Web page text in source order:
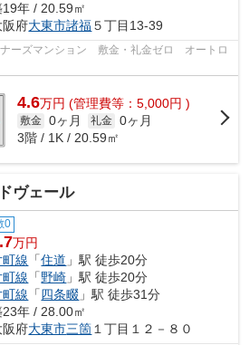
19年 / 20.59㎡
阪府大東市諸福５丁目13-39
ナーズマンション 敷金・礼金ゼロ オートロ
4.6万円 (管理費等：5,000円 )
敷金 0ヶ月 礼金 0ヶ月
3階 / 1K / 20.59㎡
ヴェール
0
万円
町線 「住道 」駅 徒歩20分
町線 「野崎 」駅 徒歩20分
町線 「四条畷 」駅 徒歩31分
23年 / 28.00㎡
阪府大東市三箇１丁目１２－８０